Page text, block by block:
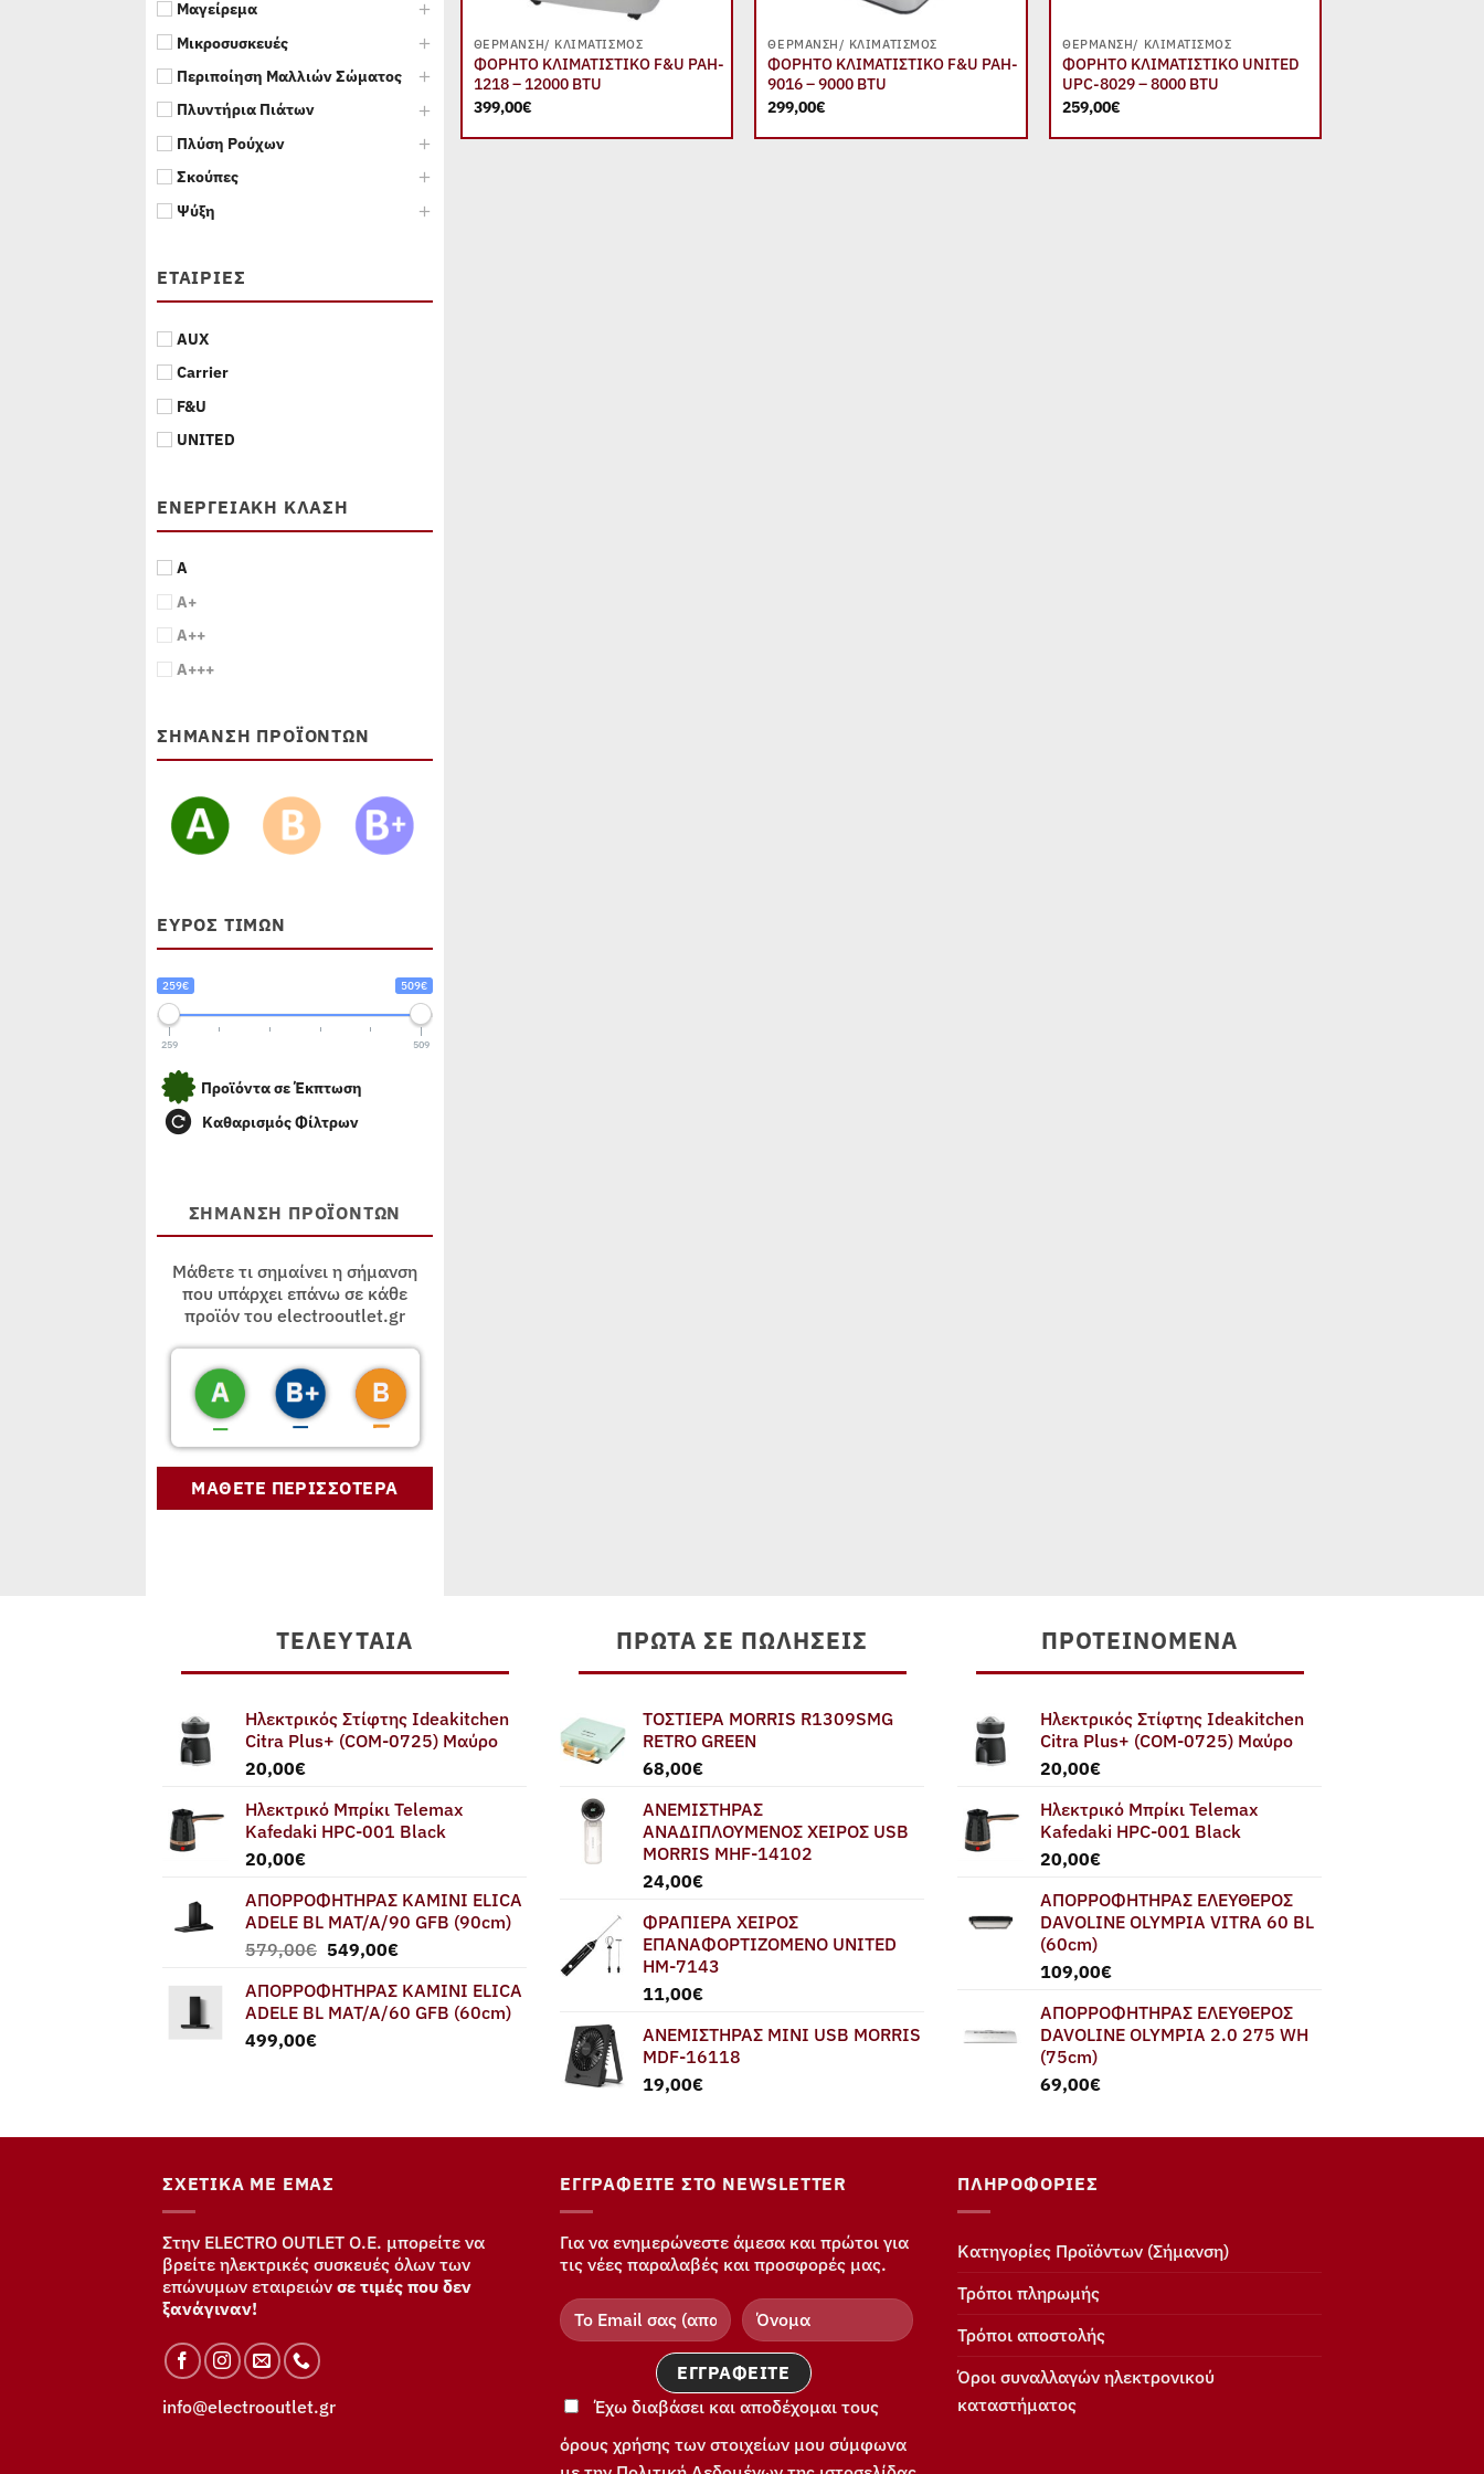
Μαγείρεμα
Μικροσυσκευές
Περιποίηση Μαλλιών Σώματος
Πλυντήρια Πιάτων
Πλύση Ρούχων
Σκούπες
Ψύξη
ΕΤΑΙΡΊΕΣ
AUX
Carrier
F&U
UNITED
ΕΝΕΡΓΕΙΑΚΉ ΚΛΆΣΗ
A
A+
A++
A+++
ΣΗΜΑΝΣΗ ΠΡΟΪΟΝΤΩΝ
ΕΎΡΟΣ ΤΙΜΏΝ
259€ 509€
259 509
Προϊόντα σε Έκπτωση
Καθαρισμός Φίλτρων
ΣΗΜΑΝΣΗ ΠΡΟΪΟΝΤΩΝ
Μάθετε τι σημαίνει η σήμανση
που υπάρχει επάνω σε κάθε
προϊόν του electrooutlet.gr
ΜΑΘΕΤΕ ΠΕΡΙΣΣΟΤΕΡΑ
ΘΈΡΜΑΝΣΗ/ ΚΛΙΜΑΤΙΣΜΌΣ
ΦΟΡΗΤΟ ΚΛΙΜΑΤΙΣΤΙΚΟ F&U PAH-
1218 – 12000 BTU
399,00€
ΘΈΡΜΑΝΣΗ/ ΚΛΙΜΑΤΙΣΜΌΣ
ΦΟΡΗΤΟ ΚΛΙΜΑΤΙΣΤΙΚΟ F&U PAH-
9016 – 9000 BTU
299,00€
ΘΈΡΜΑΝΣΗ/ ΚΛΙΜΑΤΙΣΜΌΣ
ΦΟΡΗΤΟ ΚΛΙΜΑΤΙΣΤΙΚΟ UNITED
UPC-8029 – 8000 BTU
259,00€
ΤΕΛΕΥΤΑΊΑ
Ηλεκτρικός Στίφτης Ideakitchen
Citra Plus+ (COM-0725) Μαύρο
20,00€
Ηλεκτρικό Μπρίκι Telemax
Kafedaki HPC-001 Black
20,00€
ΑΠΟΡΡΟΦΗΤΗΡΑΣ ΚΑΜΙΝΙ ELICA
ADELE BL MAT/A/90 GFB (90cm)
579,00€ Original
was:
579,00€.
549,00€Η
τιμή
είναι:
ΑΠΟΡΡΟΦΗΤΗΡΑΣ ΚΑΜΙΝΙ ELICA
ADELE BL MAT/A/60 GFB (60cm)
499,00€
ΠΡΏΤΑ ΣΕ ΠΩΛΉΣΕΙΣ
ΤΟΣΤΙΕΡΑ MORRIS R1309SMG
RETRO GREEN
68,00€
ΑΝΕΜΙΣΤΗΡΑΣ
ΑΝΑΔΙΠΛΟΥΜΕΝΟΣ ΧΕΙΡΟΣ USB
MORRIS MHF-14102
24,00€
ΦΡΑΠΙΕΡΑ ΧΕΙΡΟΣ
ΕΠΑΝΑΦΟΡΤΙΖΟΜΕΝΟ UNITED
HM-7143
11,00€
ΑΝΕΜΙΣΤΗΡΑΣ MINI USB MORRIS
MDF-16118
19,00€
ΠΡΟΤΕΙΝΌΜΕΝΑ
Ηλεκτρικός Στίφτης Ideakitchen
Citra Plus+ (COM-0725) Μαύρο
20,00€
Ηλεκτρικό Μπρίκι Telemax
Kafedaki HPC-001 Black
20,00€
ΑΠΟΡΡΟΦΗΤΗΡΑΣ ΕΛΕΥΘΕΡΟΣ
DAVOLINE OLYMPIA VITRA 60 BL
(60cm)
109,00€
ΑΠΟΡΡΟΦΗΤΗΡΑΣ ΕΛΕΥΘΕΡΟΣ
DAVOLINE OLYMPIA 2.0 275 WH
(75cm)
69,00€
ΣΧΕΤΙΚΆ ΜΕ ΕΜΆΣ
Στην ELECTRO OUTLET Ο.Ε. μπορείτε να
βρείτε ηλεκτρικές συσκευές όλων των
επώνυμων εταιρειών σε τιμές που δεν
ξανάγιναν!
info@electrooutlet.gr
ΕΓΓΡΑΦΕΊΤΕ ΣΤΟ NEWSLETTER
Για να ενημερώνεστε άμεσα και πρώτοι για
τις νέες παραλαβές και προσφορές μας.
Έχω διαβάσει και αποδέχομαι τους
όρους χρήσης των στοιχείων μου σύμφωνα
ΠΛΗΡΟΦΟΡΊΕΣ
Κατηγορίες Προϊόντων (Σήμανση)
Τρόποι πληρωμής
Τρόποι αποστολής
Όροι συναλλαγών ηλεκτρονικού
καταστήματος